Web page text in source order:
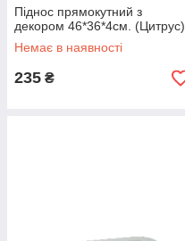
Піднос прямокутний з
декором 46*36*4см. (Цитрус)
Немає в наявності
235 ₴